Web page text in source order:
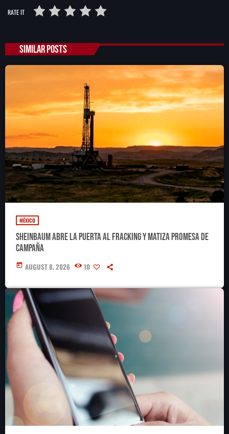
RATE IT
SIMILAR POSTS
MÉXICO
Sheinbaum abre la puerta al fracking y matiza promesa de
campaña
today AUGUST 8, 2026 10